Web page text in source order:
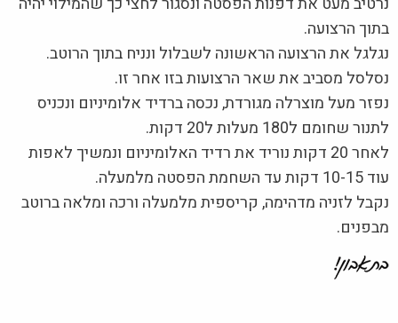
בתוך הרצועה.
נגלגל את הרצועה הראשונה לשבלול ונניח בתוך הרוטב.
נסלסל מסביב את שאר הרצועות בזו אחר זו.
נפזר מעל מוצרלה מגורדת, נכסה ברדיד אלומיניום ונכניס
לתנור שחומם ל180 מעלות ל20 דקות.
לאחר 20 דקות נוריד את רדיד האלומיניום ונמשיך לאפות
עוד 10-15 דקות עד השחמת הפסטה מלמעלה.
נקבל לזניה מדהימה, קריספית מלמעלה ורכה ומלאה ברוטב
מבפנים.